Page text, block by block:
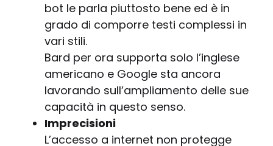
bot le parla piuttosto bene ed è in
grado di comporre testi complessi in
vari stili.
Bard per ora supporta solo l’inglese
americano e Google sta ancora
lavorando sull’ampliamento delle sue
capacità in questo senso.
Imprecisioni
L’accesso a internet non protegge